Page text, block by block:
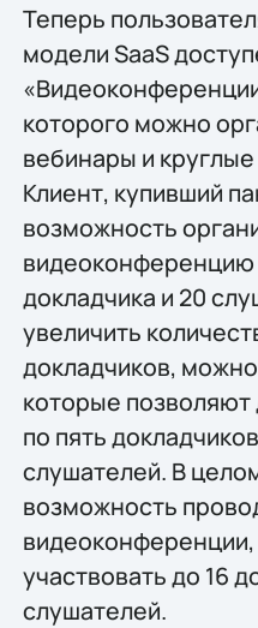
Теперь
модели SaaS
которого можно
вебинары и
Клиент, купивший
возможность
видеоконференцию
докладчика и 20
увеличить
докладчиков,
которые
по пять
слушателей. В
возможность
участвовать до 16
слушателей.